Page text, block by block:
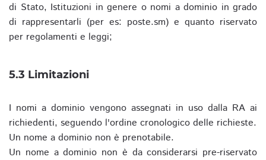
di Stato, Istituzioni in genere o nomi a dominio in grado
di rappresentarli (per es: poste.sm) e quanto riservato
per regolamenti e leggi;
5.3 Limitazioni
I nomi a dominio vengono assegnati in uso dalla RA ai
richiedenti, seguendo l'ordine cronologico delle richieste.
Un nome a dominio non è prenotabile.
Un nome a dominio non è da considerarsi pre-riservato